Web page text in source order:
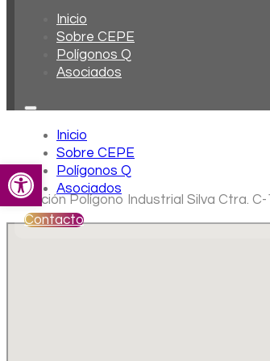
Abrir barra de herramientas
Inicio
Sobre CEPE
Polígonos Q
Asociados
Inicio
Sobre CEPE
Polígonos Q
Asociados
Contacto
Ubicación Polígono Industrial Silva Ctra.